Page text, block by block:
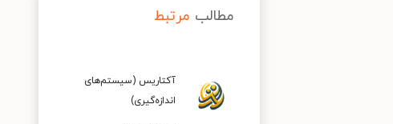
مطالب مرتبط
آکتاریس (سیستم‌های
اندازه‌گیری)